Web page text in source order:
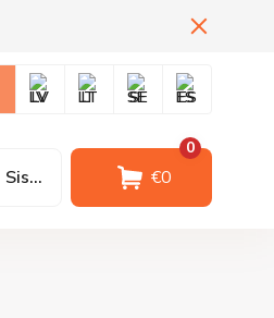
LV LT SE ES
Sisselogimine €0
0